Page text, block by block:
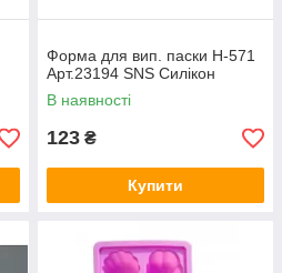
Форма для вип. паски Н-571
Арт.23194 SNS Силікон
В наявності
123 ₴
Купити